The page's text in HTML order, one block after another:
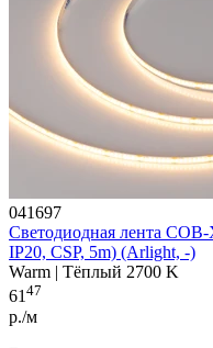
041697
Светодиодная лента
IP20, CSP, 5m) (Arlight, -)
Warm | Тёплый 2700 K
6147
р./м